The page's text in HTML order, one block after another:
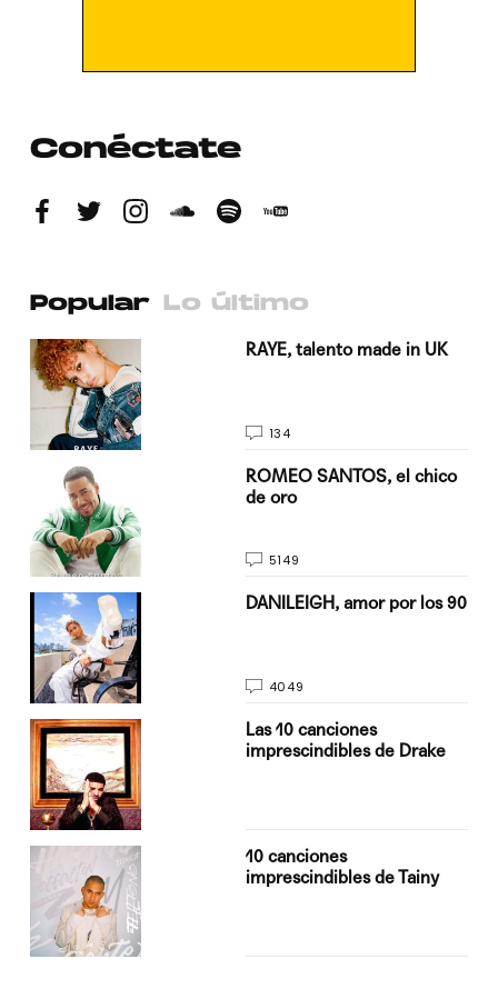
Conéctate
Popular Lo último
RAYE, talento made in UK
134
ROMEO SANTOS, el chico
de oro
5149
DANILEIGH, amor por los 90
4049
Las 10 canciones
imprescindibles de Drake
10 canciones
imprescindibles de Tainy